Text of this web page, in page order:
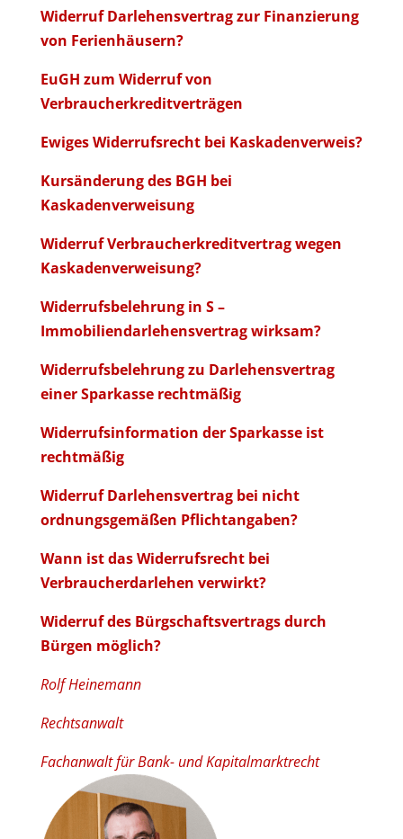
Widerruf Darlehensvertrag zur Finanzierung
von Ferienhäusern?
EuGH zum Widerruf von
Verbraucherkreditverträgen
Ewiges Widerrufsrecht bei Kaskadenverweis?
Kursänderung des BGH bei
Kaskadenverweisung
Widerruf Verbraucherkreditvertrag wegen
Kaskadenverweisung?
Widerrufsbelehrung in S –
Immobiliendarlehensvertrag wirksam?
Widerrufsbelehrung zu Darlehensvertrag
einer Sparkasse rechtmäßig
Widerrufsinformation der Sparkasse ist
rechtmäßig
Widerruf Darlehensvertrag bei nicht
ordnungsgemäßen Pflichtangaben?
Wann ist das Widerrufsrecht bei
Verbraucherdarlehen verwirkt?
Widerruf des Bürgschaftsvertrags durch
Bürgen möglich?
Rolf Heinemann
Rechtsanwalt
Fachanwalt für Bank- und Kapitalmarktrecht